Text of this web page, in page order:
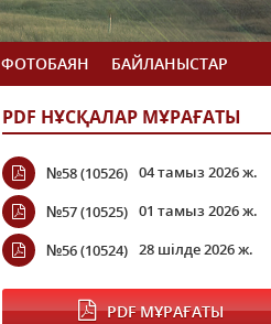
ФОТОБАЯН БАЙЛАНЫСТАР
PDF НҰСҚАЛАР МҰРАҒАТЫ
№58 (10526) 04 тамыз 2026 ж.
№57 (10525) 01 тамыз 2026 ж.
№56 (10524) 28 шілде 2026 ж.
PDF МҰРАҒАТЫ